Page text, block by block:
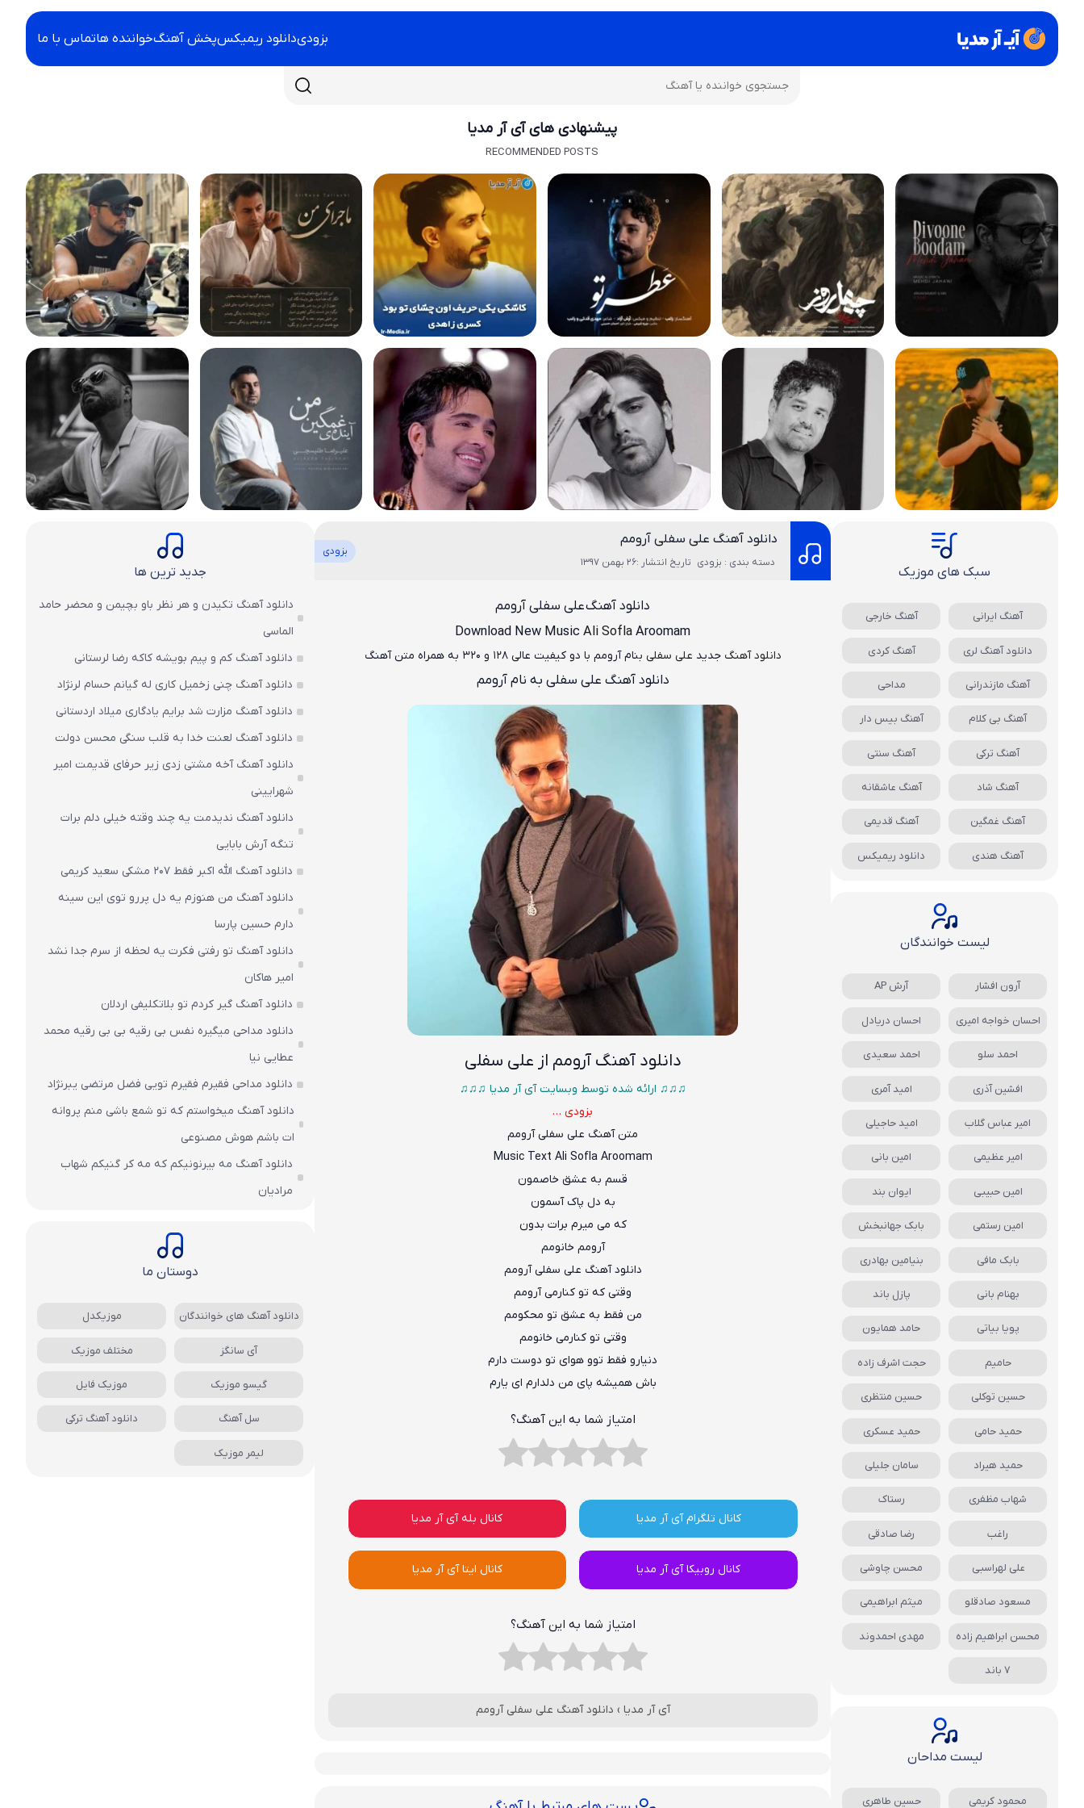
بزودیدانلود ریمیکسپخش آهنگخواننده هاتماس با ما
پیشنهادی های آی آر مدیا
RECOMMENDED POSTS
دانلود آهنگ علی سفلی آرومم
بزودی
دسته بندی : بزودی تاریخ انتشار :26 بهمن 1397
دانلود آهنگعلی سفلی آرومم
Download New Music Ali SoflaAroomam
دانلود آهنگ جدید علی سفلی بنام آرومم با دو کیفیت عالی ۱۲۸ و ۳۲۰ به همراه متن آهنگ
دانلود آهنگ علی سفلی به نام آرومم
دانلود آهنگ آرومم از علی سفلی
♫♫♫ ارائه شده توسط وبسایت آی آر مدیا ♫♫♫
بزودی …
متن آهنگ علی سفلی آرومم
Music Text Ali Sofla Aroomam
قسم به عشق خاصمون
به دل پاک آسمون
که می میرم برات بدون
آرومم خانومم
دانلود آهنگ علی سفلی آرومم
وقتی که تو کنارمی آرومم
من فقط به عشق تو محکومم
وقتی تو کنارمی خانومم
دنیارو فقط توو هوای تو دوست دارم
باش همیشه پای من دلدارم ای یارم
امتیاز شما به این آهنگ؟
کانال تلگرام آی آر مدیا کانال بله آی آر مدیا
کانال روبیکا آی آر مدیا کانال ایتا آی آر مدیا
امتیاز شما به این آهنگ؟
آی آر مدیا › دانلود آهنگ علی سفلی آرومم
سبک های موزیک
آهنگ ایرانی آهنگ خارجی
دانلود آهنگ لری آهنگ کردی
آهنگ مازندرانی مداحی
آهنگ بی کلام آهنگ بیس دار
آهنگ ترکی آهنگ سنتی
آهنگ شاد آهنگ عاشقانه
آهنگ غمگین آهنگ قدیمی
آهنگ هندی دانلود ریمیکس
لیست خوانندگان
آرون افشار آرش AP
احسان خواجه امیری احسان دریادل
احمد سلو احمد سعیدی
افشین آذری امید آمری
امیر عباس گلاب امید حاجیلی
امیر عظیمی امین بانی
امین حبیبی ایوان بند
امین رستمی بابک جهانبخش
بابک مافی بنیامین بهادری
بهنام بانی پازل باند
پویا بیاتی حامد همایون
حامیم حجت اشرف زاده
حسین توکلی حسین منتظری
حمید حامی حمید عسکری
حمید هیراد سامان جلیلی
شهاب مظفری رستاک
راغب رضا صادقی
علی لهراسبی محسن چاوشی
مسعود صادقلو میثم ابراهیمی
محسن ابراهیم زاده مهدی احمدوند
7 باند
لیست مداحان
محمود کریمی حسین طاهری
جدید ترین ها
دانلود آهنگ تکیدن و هر نظر باو بچیمن و محضر حامد
الماسی
دانلود آهنگ کم و پیم بویشه کاکه رضا لرستانی
دانلود آهنگ چنی زخمیل کاری له گیانم حسام لرنژاد
دانلود آهنگ مزارت شد برایم یادگاری میلاد اردستانی
دانلود آهنگ لعنت خدا به قلب سنگی محسن دولت
دانلود آهنگ آخه مشتی زدی زیر حرفای قدیمت امیر
شهرایینی
دانلود آهنگ ندیدمت یه چند وقته خیلی دلم برات
تنگه آرش بابایی
دانلود آهنگ الله اکبر فقط 207 مشکی سعید کریمی
دانلود آهنگ من هنوزم یه دل پررو توی این سینه
دارم حسین پارسا
دانلود آهنگ تو رفتی فکرت یه لحظه از سرم جدا نشد
امیر هاکان
دانلود آهنگ گیر کردم تو بلاتکلیفی اردلان
دانلود مداحی میگیره نفس بی رقیه بی بی رقیه محمد
عطایی نیا
دانلود مداحی فقیرم فقیرم تویی فضل مرتضی یبرنژاد
دانلود آهنگ میخواستم که تو شمع باشی منم پروانه
ات باشم هوش مصنوعی
دانلود آهنگ مه بیرنونیکم که مه کر گنیکم شهاب
مرادیان
دوستان ما
دانلود آهنگ های خوانندگان موزیکدل
آی سانگز مختلف موزیک
گیسو موزیک موزیک فایل
سل آهنگ دانلود آهنگ ترکی
لیمر موزیک